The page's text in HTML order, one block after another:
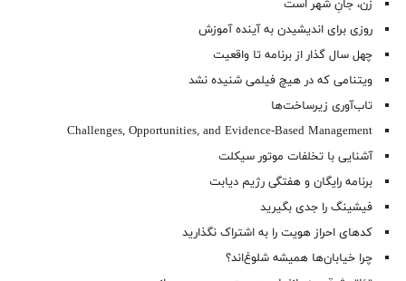
زن، جانِ شهر است
روزی برای اندیشیدن به آینده آموزش
چهل سال گذار از برنامه تا واقعیت
ویتنامی که در هیچ فیلمی شنیده نشد
تاب‌آوری زیرساخت‌ها
Challenges, Opportunities, and Evidence-Based Management
آشنایی با تخلفات موتور سیکلت
برنامه رایگان و هفتگی رژیم دیابت
فیشینگ را جدی بگیرید
کدهای احراز هویت را به اشتراک نگذارید
چرا خیابان‌ها همیشه شلوغ‌اند؟